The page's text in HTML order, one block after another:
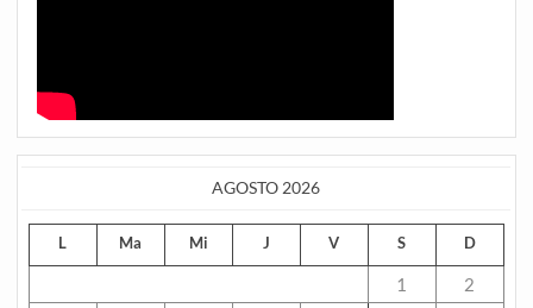
AGOSTO 2026
L Ma Mi J V S D
1
2